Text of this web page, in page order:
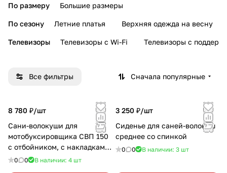
По размеру Большие размеры
По сезону Летние платья Верхняя одежда на весну
Телевизоры Телевизоры с Wi-Fi Телевизоры с
Все фильтры Сначала популярные
8 780 ₽/шт
Сани-волокуши для
мотобуксировщика СВП 150
с отбойником, с накладками
1700×680х440
0 0 В наличии: 4 шт
3 250 ₽/шт
Сиденье для саней-волокуш
среднее со спинкой
0 0 В наличии: 3 шт